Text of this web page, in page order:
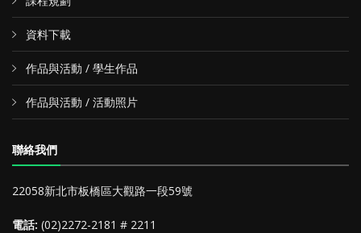
資料下載
作品與活動 / 學生作品
作品與活動 / 活動照片
聯絡我們
22058新北市板橋區大觀路一段59號
電話: (02)2272-2181 # 2211